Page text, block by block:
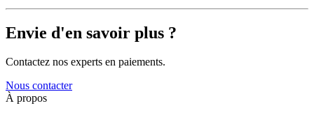
Envie d'en savoir plus​ ​?
Contactez nos experts en paiements.
Nous contacter
À propos